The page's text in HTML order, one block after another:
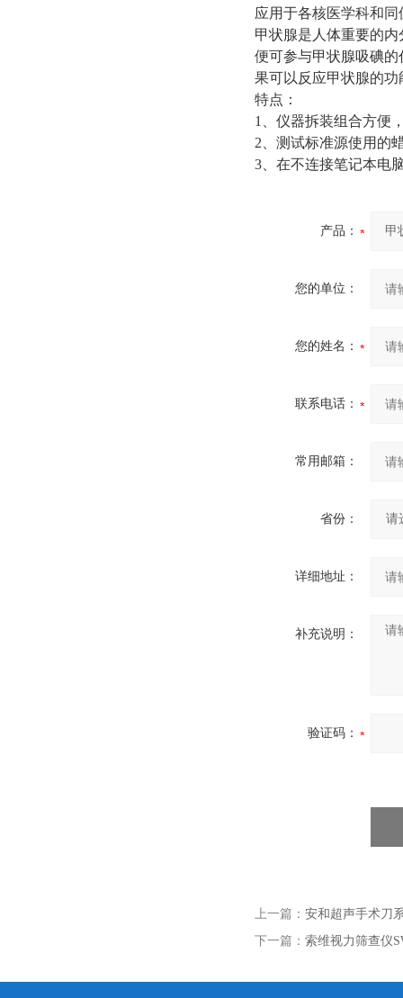
应用于各核医学科和同
甲状腺是人体重要的
便可参与甲状腺吸碘
果可以反应甲状腺的功
特点：
1、仪器拆装组合方便
2、测试标准源使用的
3、在不连接笔记本电
产品：
您的单位：
您的姓名：
联系电话：
常用邮箱：
省份：
详细地址：
补充说明：
验证码：
上一篇： 安和超声手术刀
下一篇： 索维视力筛查仪